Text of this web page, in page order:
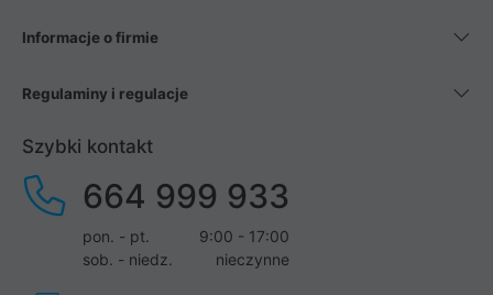
Informacje o firmie
Regulaminy i regulacje
Szybki kontakt
664 999 933
pon. - pt.
9:00 - 17:00
sob. - niedz.
nieczynne